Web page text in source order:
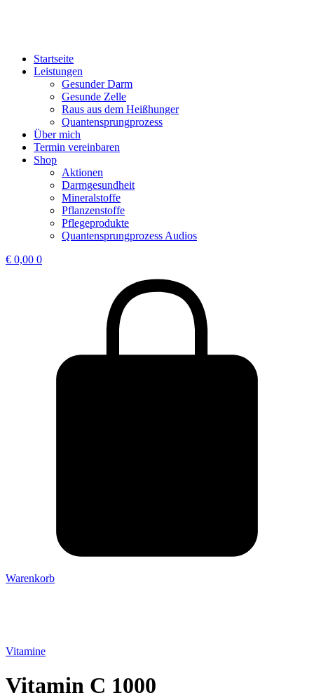
Startseite
Leistungen
Gesunder Darm
Gesunde Zelle
Raus aus dem Heißhunger
Quantensprungprozess
Über mich
Termin vereinbaren
Shop
Aktionen
Darmgesundheit
Mineralstoffe
Pflanzenstoffe
Pflegeprodukte
Quantensprungprozess Audios
€ 0,00 0
Warenkorb
Vitamine
Vitamin C 1000